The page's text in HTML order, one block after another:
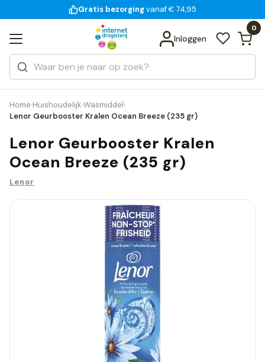
voor 18:00 uur besteld
Gratis bezorgingvanaf € 74,95
Inloggen
0
Zoeken
Categorieën
Merken
Bekijk alle resultaten
Home›Huishoudelijk›Wasmiddel›
Lenor Geurbooster Kralen Ocean Breeze (235 gr)
Lenor Geurbooster Kralen
Ocean Breeze (235 gr)
Lenor